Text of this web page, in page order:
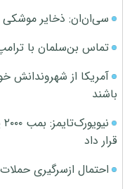
سی‌ان‌ان: ذخایر
تماس بن‌سلمان با
آمریکا از شهروندانش
باشند
قرار داد
احتمال ازسرگیری